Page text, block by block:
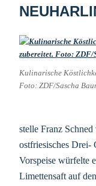
Kulinarische
Foto: ZDF/Sascha
stelle Franz
ostfriesisches Drei-
Vorspeise würfelte
Limettensaft auf